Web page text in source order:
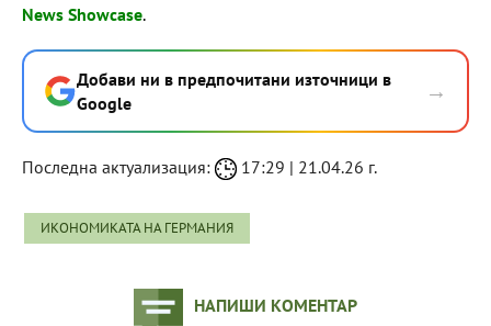
News Showcase.
Добави ни в предпочитани източници в
Google
→
Последна актуализация: 17:29 | 21.04.26 г.
ИКОНОМИКАТА НА ГЕРМАНИЯ
НАПИШИ КОМЕНТАР